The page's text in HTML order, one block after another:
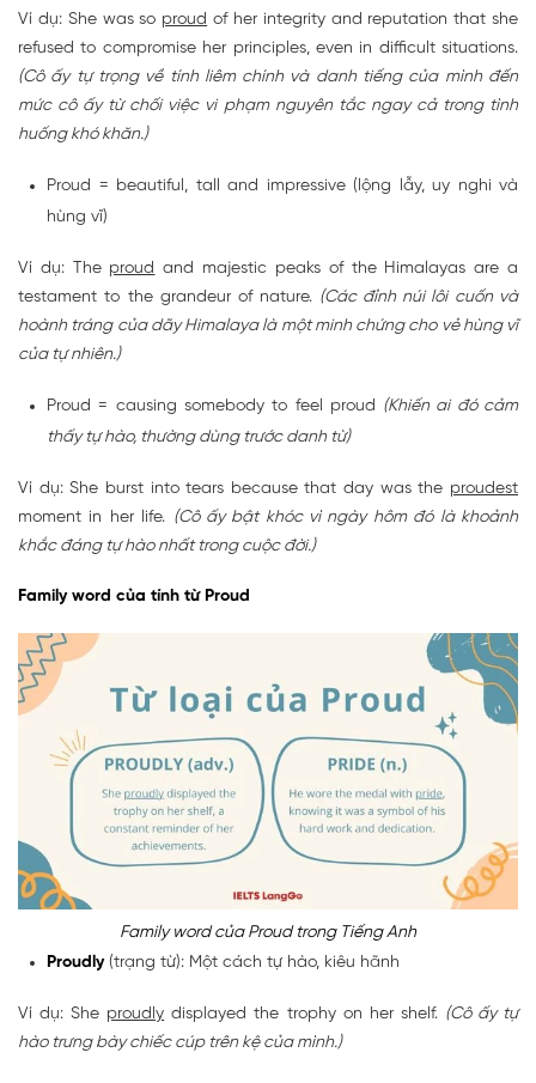
Ví dụ: She was so proud of her integrity and reputation that she
refused to compromise her principles, even in difficult situations.
(Cô ấy tự trọng về tính liêm chính và danh tiếng của mình đến
mức cô ấy từ chối việc vi phạm nguyên tắc ngay cả trong tình
huống khó khăn.)
Proud = beautiful, tall and impressive (lộng lẫy, uy nghi và
hùng vĩ)
Ví dụ: The proud and majestic peaks of the Himalayas are a
testament to the grandeur of nature. (Các đỉnh núi lôi cuốn và
hoành tráng của dãy Himalaya là một minh chứng cho vẻ hùng vĩ
của tự nhiên.)
Proud = causing somebody to feel proud (Khiến ai đó cảm
thấy tự hào, thường dùng trước danh từ)
Ví dụ: She burst into tears because that day was the proudest
moment in her life. (Cô ấy bật khóc vì ngày hôm đó là khoảnh
khắc đáng tự hào nhất trong cuộc đời.)
Family word của tính từ Proud
Family word của Proud trong Tiếng Anh
Proudly (trạng từ): Một cách tự hào, kiêu hãnh
Ví dụ: She proudly displayed the trophy on her shelf. (Cô ấy tự
hào trưng bày chiếc cúp trên kệ của mình.)